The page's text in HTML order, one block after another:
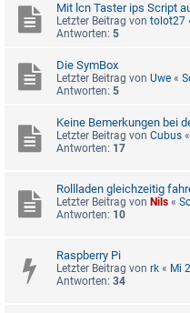
Mit lcn Taster ips Script
Letzter Beitrag von tolot27
Antworten: 5
Die SymBox
Letzter Beitrag von Uwe «
Antworten: 5
Keine Bemerkungen bei
Letzter Beitrag von Cubus «
Antworten: 17
Rollladen gleichzeitig
Letzter Beitrag von Nils «
Antworten: 10
Raspberry Pi
Letzter Beitrag von rk « Mi
Antworten: 34